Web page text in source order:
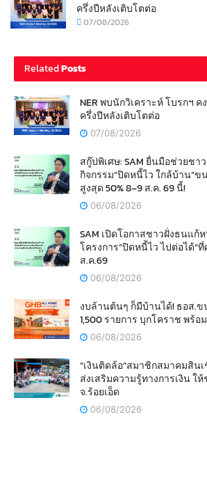
ครึ่งปีหลังเติบโตต่อ
07/08/2026
RelatedPosts
NER พบนักวิเคราะห์ โบรกฯ ค
ครึ่งปีหลังเติบโตต่อ
07/08/2026
สกู๊ปพิเศษ: SAM ยื่นมือช่วยชา
กิจกรรม“ปิดหนี้ไว ใกล้บ้าน”
สูงสุด 50% 8–9 ส.ค. 69 นี้!
06/08/2026
SAM เปิดโอกาสชาวฝั่งธนแก้
โครงการ“ปิดหนี้ไว ไปต่อได้
ส.ค.69
06/08/2026
งบล้านต้นๆ ก็มีบ้านได้! ธอส.ข
1,500 รายการ บุกโคราช พร้อ
06/08/2026
“เงินติดล้อ”สมาชิกสมาคมสิน
ส่งเสริมความรู้ทางการเงิน
จ.ร้อยเอ็ด
06/08/2026